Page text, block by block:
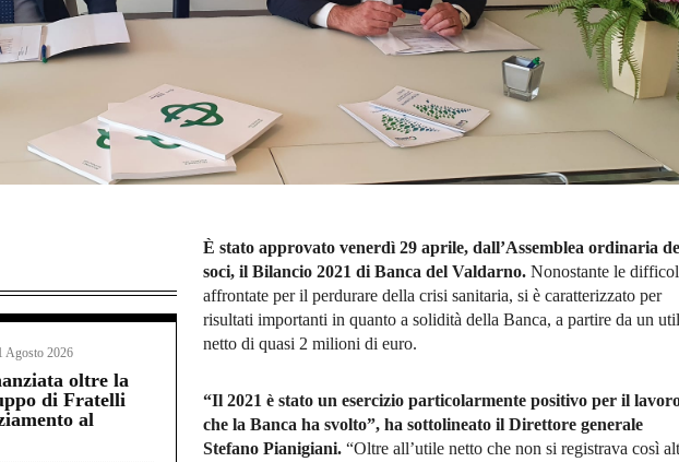
Agosto 2026
oltre la
di Fratelli
al
È stato approvato venerdì 29 aprile, dall’Assemblea ordinaria
soci, il Bilancio 2021 di Banca del Valdarno. Nonostante le
affrontate per il perdurare della crisi sanitaria, si è caratterizzato per
risultati importanti in quanto a solidità della Banca, a partire da un
netto di quasi 2 milioni di euro.
“Il 2021 è stato un esercizio particolarmente positivo per il
che la Banca ha svolto”, ha sottolineato il Direttore generale
Stefano Pianigiani. “Oltre all’utile netto che non si registrava così